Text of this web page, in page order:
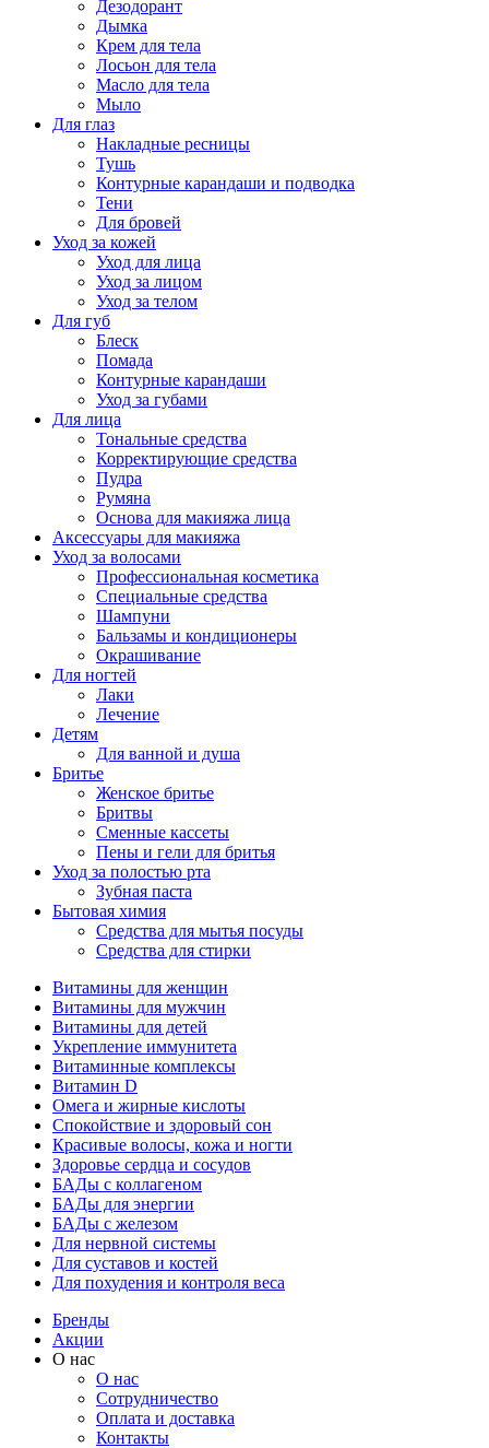
Дезодорант
Дымка
Крем для тела
Лосьон для тела
Масло для тела
Мыло
Для глаз
Накладные ресницы
Тушь
Контурные карандаши и подводка
Тени
Для бровей
Уход за кожей
Уход для лица
Уход за лицом
Уход за телом
Для губ
Блеск
Помада
Контурные карандаши
Уход за губами
Для лица
Тональные средства
Корректирующие средства
Пудра
Румяна
Основа для макияжа лица
Аксессуары для макияжа
Уход за волосами
Профессиональная косметика
Специальные средства
Шампуни
Бальзамы и кондиционеры
Окрашивание
Для ногтей
Лаки
Лечение
Детям
Для ванной и душа
Бритье
Женское бритье
Бритвы
Сменные кассеты
Пены и гели для бритья
Уход за полостью рта
Зубная паста
Бытовая химия
Средства для мытья посуды
Средства для стирки
Витамины для женщин
Витамины для мужчин
Витамины для детей
Укрепление иммунитета
Витаминные комплексы
Витамин D
Омега и жирные кислоты
Спокойствие и здоровый сон
Красивые волосы, кожа и ногти
Здоровье сердца и сосудов
БАДы с коллагеном
БАДы для энергии
БАДы с железом
Для нервной системы
Для суставов и костей
Для похудения и контроля веса
Бренды
Акции
О нас
О нас
Cотрудничество
Оплата и доставка
Контакты